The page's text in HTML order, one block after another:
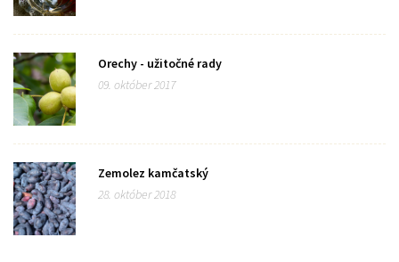
Orechy - užitočné rady
09. október 2017
Zemolez kamčatský
28. október 2018